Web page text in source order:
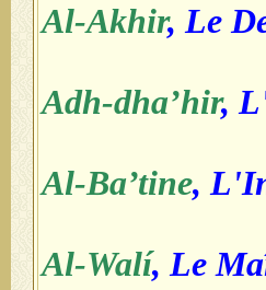
Al-Akhir, Le
Adh-dha’hir,
Al-Ba’tine,
Al-Walí, Le